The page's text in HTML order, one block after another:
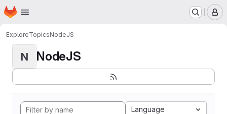
Skip to main content
Homepage
ExploreTopicsNodeJS
N NodeJS
Language